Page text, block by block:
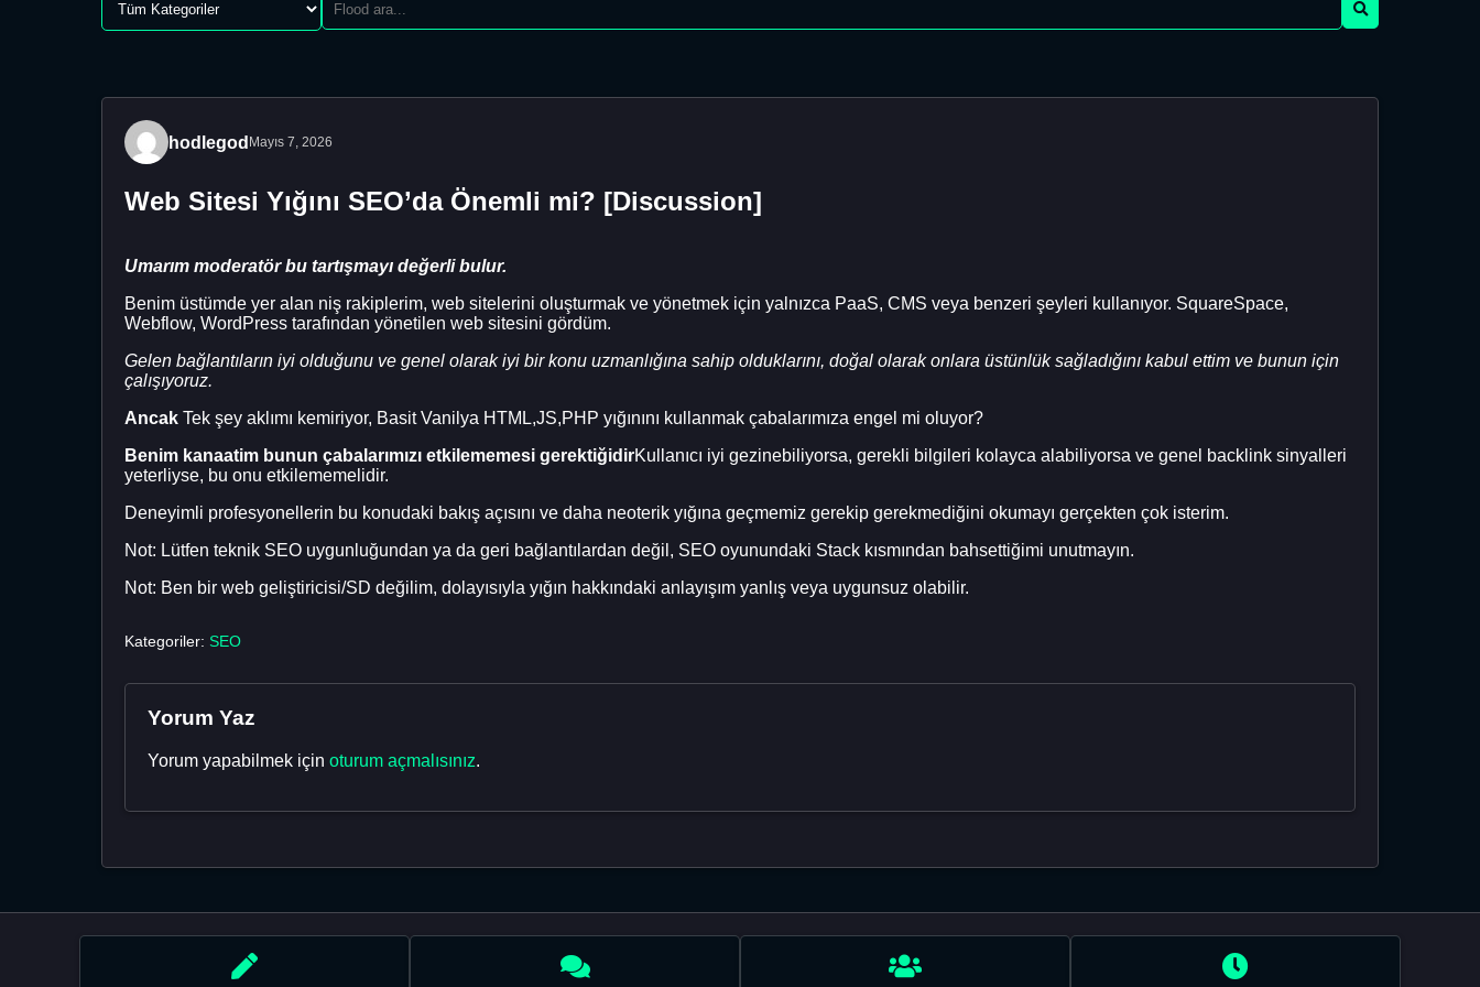
hodlegod Mayıs 7, 2026
Web Sitesi Yığını SEO’da Önemli mi? [Discussion]
Umarım moderatör bu tartışmayı değerli bulur.
Benim üstümde yer alan niş rakiplerim, web sitelerini oluşturmak ve yönetmek için yalnızca PaaS, CMS veya benzeri şeyleri kullanıyor. SquareSpace,
Webflow, WordPress tarafından yönetilen web sitesini gördüm.
Gelen bağlantıların iyi olduğunu ve genel olarak iyi bir konu uzmanlığına sahip olduklarını, doğal olarak onlara üstünlük sağladığını kabul ettim ve bunun için
çalışıyoruz.
Ancak Tek şey aklımı kemiriyor, Basit Vanilya HTML,JS,PHP yığınını kullanmak çabalarımıza engel mi oluyor?
Benim kanaatim bunun çabalarımızı etkilememesi gerektiğidirKullanıcı iyi gezinebiliyorsa, gerekli bilgileri kolayca alabiliyorsa ve genel backlink sinyalleri
yeterliyse, bu onu etkilememelidir.
Deneyimli profesyonellerin bu konudaki bakış açısını ve daha neoterik yığına geçmemiz gerekip gerekmediğini okumayı gerçekten çok isterim.
Not: Lütfen teknik SEO uygunluğundan ya da geri bağlantılardan değil, SEO oyunundaki Stack kısmından bahsettiğimi unutmayın.
Not: Ben bir web geliştiricisi/SD değilim, dolayısıyla yığın hakkındaki anlayışım yanlış veya uygunsuz olabilir.
Kategoriler: SEO
Yorum Yaz
Yorum yapabilmek için oturum açmalısınız.